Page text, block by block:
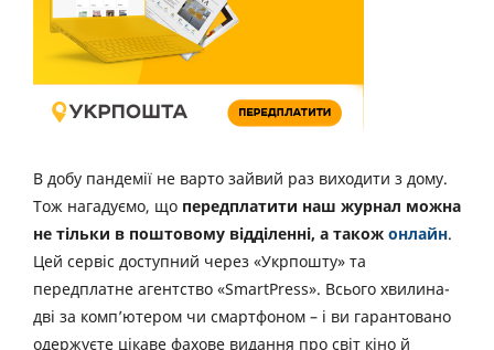
В добу пандемії не варто зайвий раз виходити з дому.
Тож нагадуємо, що передплатити наш журнал можна
не тільки в поштовому відділенні, а також онлайн.
Цей сервіс доступний через «Укрпошту» та
передплатне агентство «SmartPress». Всього хвилина-
дві за комп’ютером чи смартфоном – і ви гарантовано
одержуєте цікаве фахове видання про світ кіно й